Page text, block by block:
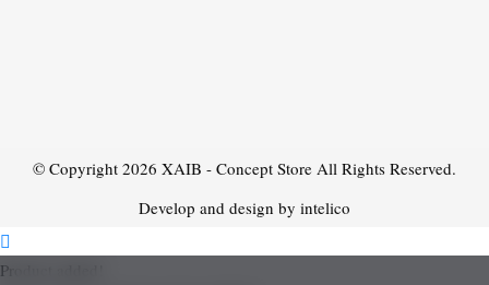
© Copyright 2026 XAIB - Concept Store All Rights Reserved.
Develop and design by intelico
Product added!